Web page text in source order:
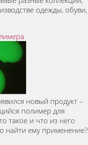
одежды, обуви,
новый продукт –
полимер для
такое и что из него
найти ему применение?